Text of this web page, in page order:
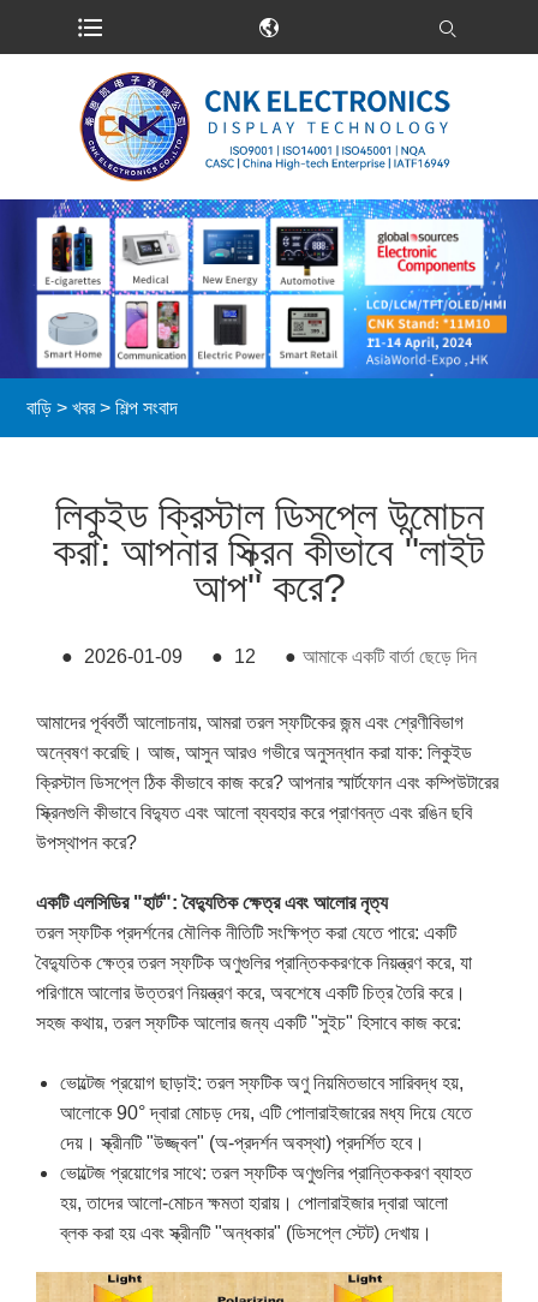
বাড়ি > খবর>শিল্প সংবাদ
লিকুইড ক্রিস্টাল ডিসপ্লে উন্মোচন
করা: আপনার স্ক্রিন কীভাবে "লাইট
আপ" করে?
● 2026-01-09 ● 12 ● আমাকে একটি বার্তা ছেড়ে দিন
আমাদের পূর্ববর্তী আলোচনায়, আমরা তরল স্ফটিকের জন্ম এবং শ্রেণীবিভাগ
অন্বেষণ করেছি। আজ, আসুন আরও গভীরে অনুসন্ধান করা যাক: লিকুইড
ক্রিস্টাল ডিসপ্লে ঠিক কীভাবে কাজ করে? আপনার স্মার্টফোন এবং কম্পিউটারের
স্ক্রিনগুলি কীভাবে বিদ্যুত এবং আলো ব্যবহার করে প্রাণবন্ত এবং রঙিন ছবি
উপস্থাপন করে?
একটি এলসিডির "হার্ট": বৈদ্যুতিক ক্ষেত্র এবং আলোর নৃত্য
তরল স্ফটিক প্রদর্শনের মৌলিক নীতিটি সংক্ষিপ্ত করা যেতে পারে: একটি
বৈদ্যুতিক ক্ষেত্র তরল স্ফটিক অণুগুলির প্রান্তিককরণকে নিয়ন্ত্রণ করে, যা
পরিণামে আলোর উত্তরণ নিয়ন্ত্রণ করে, অবশেষে একটি চিত্র তৈরি করে।
সহজ কথায়, তরল স্ফটিক আলোর জন্য একটি "সুইচ" হিসাবে কাজ করে:
ভোল্টেজ প্রয়োগ ছাড়াই: তরল স্ফটিক অণু নিয়মিতভাবে সারিবদ্ধ হয়,
আলোকে 90° দ্বারা মোচড় দেয়, এটি পোলারাইজারের মধ্য দিয়ে যেতে
দেয়। স্ক্রীনটি "উজ্জ্বল" (অ-প্রদর্শন অবস্থা) প্রদর্শিত হবে।
ভোল্টেজ প্রয়োগের সাথে: তরল স্ফটিক অণুগুলির প্রান্তিককরণ ব্যাহত
হয়, তাদের আলো-মোচন ক্ষমতা হারায়। পোলারাইজার দ্বারা আলো
ব্লক করা হয় এবং স্ক্রীনটি "অন্ধকার" (ডিসপ্লে স্টেট) দেখায়।